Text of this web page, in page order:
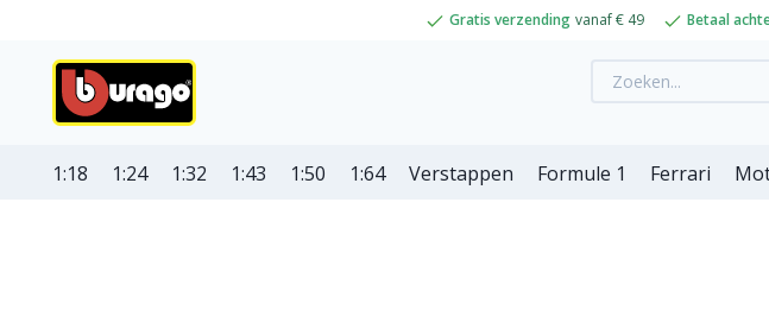
Gratis verzending vanaf € 49 Betaal
1:18 1:24 1:32 1:43 1:50 1:64 Verstappen Formule 1 Ferrari